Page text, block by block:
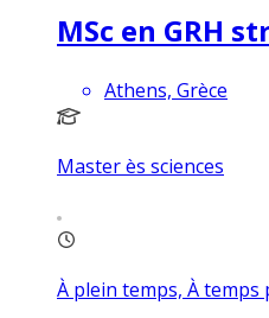
MSc en GRH
Athens, Grèce
Master ès sciences
À plein temps, À temps